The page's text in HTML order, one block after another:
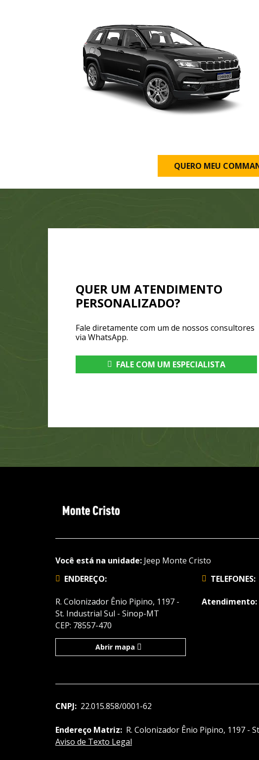
QUERO MEU
QUER UM ATENDIMENTO
PERSONALIZADO?
Fale diretamente com um de nossos consultores
via WhatsApp.
FALE COM UM ESPECIALISTA
Você está na unidade: Jeep Monte Cristo
ENDEREÇO:
R. Colonizador Ênio Pipino, 1197 -
St. Industrial Sul - Sinop-MT
CEP: 78557-470
Abrir mapa
TELEFONES:
Atendimento:
CNPJ: 22.015.858/0001-62
Endereço Matriz: R. Colonizador Ênio Pipino, 1197 -
Aviso de Texto Legal